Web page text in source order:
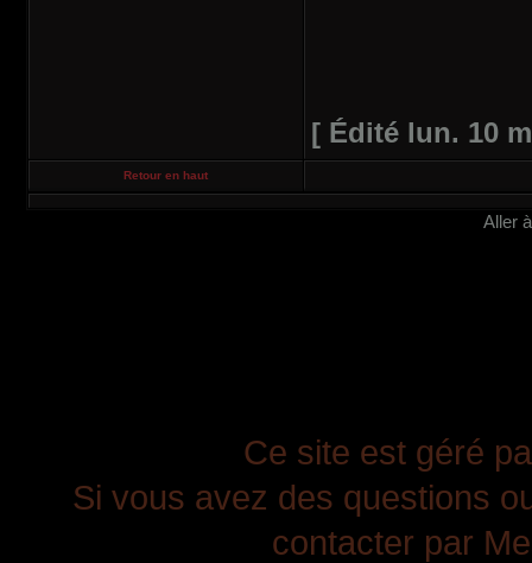
[ Édité lun. 10
Retour en haut
Aller
Ce site est géré
Si vous avez des questions
contacter par